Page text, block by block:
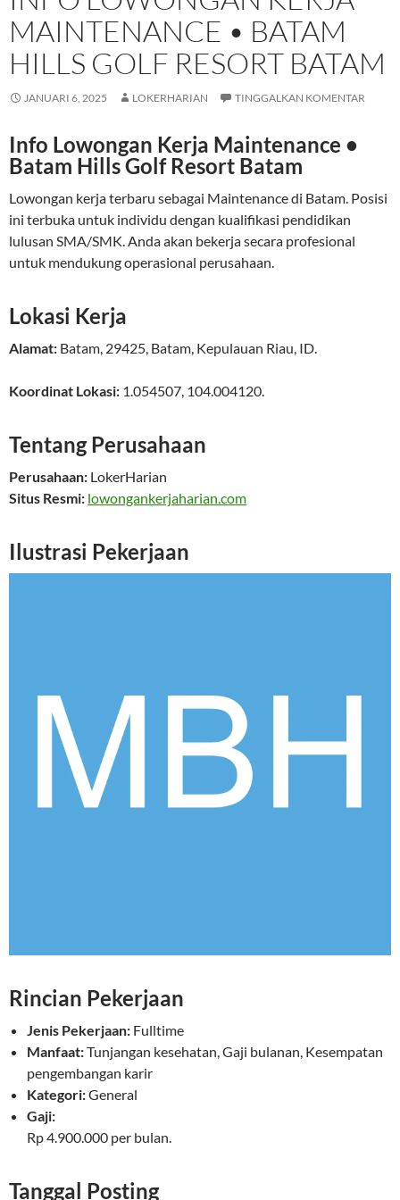
MAINTENANCE • BATAM
HILLS GOLF RESORT BATAM
JANUARI 6, 2025 LOKERHARIAN TINGGALKAN KOMENTAR
Info Lowongan Kerja Maintenance •
Batam Hills Golf Resort Batam
Lowongan kerja terbaru sebagai Maintenance di Batam. Posisi
ini terbuka untuk individu dengan kualifikasi pendidikan
lulusan SMA/SMK. Anda akan bekerja secara profesional
untuk mendukung operasional perusahaan.
Lokasi Kerja
Alamat: Batam, 29425, Batam, Kepulauan Riau, ID.
Koordinat Lokasi: 1.054507, 104.004120.
Tentang Perusahaan
Perusahaan: LokerHarian
Situs Resmi: lowongankerjaharian.com
Ilustrasi Pekerjaan
Rincian Pekerjaan
Jenis Pekerjaan: Fulltime
Manfaat:Tunjangan kesehatan, Gaji bulanan, Kesempatan
pengembangan karir
Kategori:General
Gaji:
Rp 4.900.000 per bulan.
Tanggal Posting